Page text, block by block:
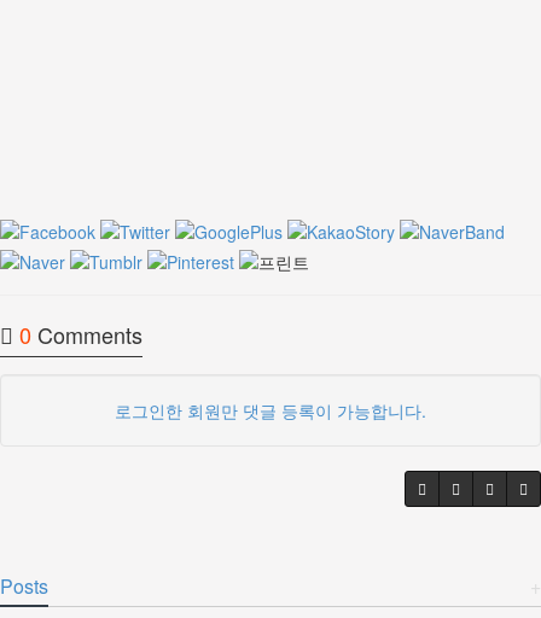
0 Comments
로그인한 회원만 댓글 등록이 가능합니다.
+
Posts